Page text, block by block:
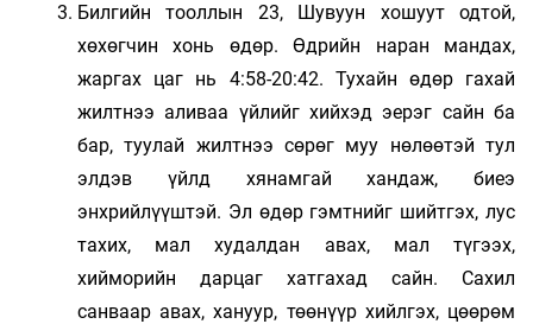
Билгийн тооллын 23, Шувуун хошуут одтой,
хөхөгчин хонь өдөр. Өдрийн наран мандах,
жаргах цаг нь 4:58-20:42. Тухайн өдөр гахай
жилтнээ аливаа үйлийг хийхэд эерэг сайн ба
бар, туулай жилтнээ сөрөг муу нөлөөтэй тул
элдэв үйлд хянамгай хандаж, биеэ
энхрийлүүштэй. Эл өдөр гэмтнийг шийтгэх, лус
тахих, мал худалдан авах, мал түгээх,
хийморийн дарцаг хатгахад сайн. Сахил
санваар авах, хануур, төөнүүр хийлгэх, цөөрөм